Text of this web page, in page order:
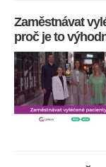
Zaměstnávat
proč je to